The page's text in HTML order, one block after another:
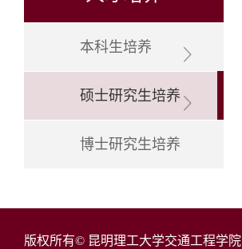
本科生培养
硕士研究生培养
博士研究生培养
版权所有© 昆明理工大学交通工程学院